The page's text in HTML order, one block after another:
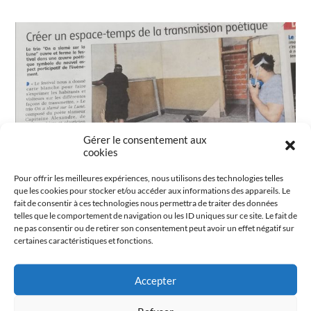
Gérer le consentement aux
cookies
Pour offrir les meilleures expériences, nous utilisons des technologies telles
que les cookies pour stocker et/ou accéder aux informations des appareils. Le
fait de consentir à ces technologies nous permettra de traiter des données
telles que le comportement de navigation ou les ID uniques sur ce site. Le fait de
ne pas consentir ou de retirer son consentement peut avoir un effet négatif sur
certaines caractéristiques et fonctions.
Accepter